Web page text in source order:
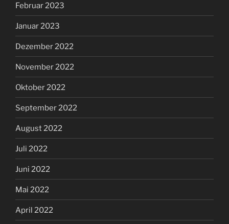
Februar 2023
Januar 2023
Dezember 2022
November 2022
Oktober 2022
September 2022
August 2022
Juli 2022
Juni 2022
Mai 2022
April 2022